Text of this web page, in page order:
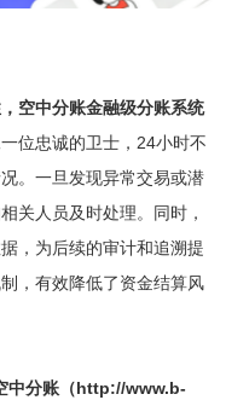
空中分账金融级分账系统
位忠诚的卫士，24小时不
。一旦发现异常交易或潜
关人员及时处理。同时，
，为后续的审计和追溯提
，有效降低了资金结算风
中分账（http://www.b-